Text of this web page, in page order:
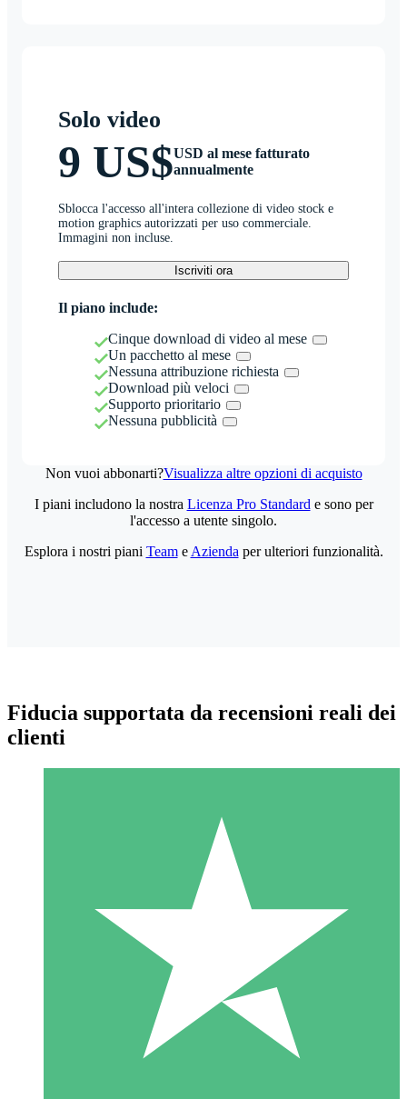
Solo video
9 US$USD al mese fatturato
annualmente
Sblocca l'accesso all'intera collezione di video stock e
motion graphics autorizzati per uso commerciale.
Immagini non incluse.
Iscriviti ora
Il piano include:
Cinque download di video al mese
Un pacchetto al mese
Nessuna attribuzione richiesta
Download più veloci
Supporto prioritario
Nessuna pubblicità
Non vuoi abbonarti?Visualizza altre opzioni di acquisto
Pacchetti di Crediti Individuali
Paga a consumo con crediti di download. Nessun impegno
1 Download
10
I piani includono la nostra Licenza Pro Standard e sono per
l'accesso a utente singolo.
Esplora i nostri piani Teame Azienda per ulteriori funzionalità.
Fiducia supportata da recensioni reali dei
clienti